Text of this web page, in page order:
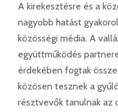
A kirekesztésre és a
nagyobb hatást
közösségi média. A
együttműködés
érdekében fogtak
közösen tesznek a
résztvevők tanulnak az